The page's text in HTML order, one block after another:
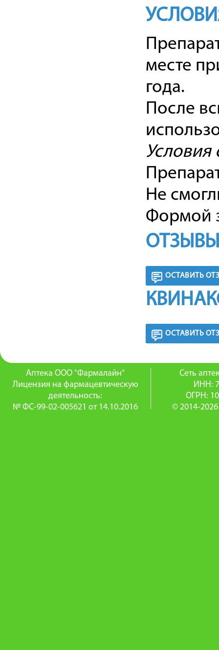
месте
года.
После
Условия
Не
Формой
ОСТАВИТЬ
ОСТАВИТЬ
Аптека ООО "Фармалайн"
Лицензия на фармацевтическую
деятельность:
№ ФС-99-02-005621 от 14.10.2016
Сеть
ИНН:
ОГРН:
© 2014-